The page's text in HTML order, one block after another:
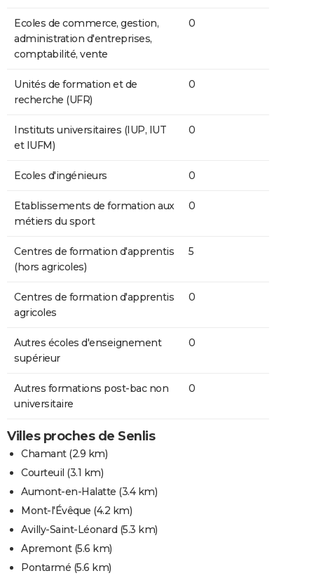
Ecoles de commerce, gestion,
administration d'entreprises,
comptabilité, vente
0
Unités de formation et de
recherche (UFR)
0
Instituts universitaires (IUP, IUT
et IUFM)
0
Ecoles d'ingénieurs 0
Etablissements de formation aux
métiers du sport
0
Centres de formation d'apprentis
(hors agricoles)
5
Centres de formation d'apprentis
agricoles
0
Autres écoles d'enseignement
supérieur
0
Autres formations post-bac non
universitaire
0
Villes proches de Senlis
Chamant(2.9 km)
Courteuil (3.1 km)
Aumont-en-Halatte (3.4 km)
Mont-l'Évêque (4.2 km)
Avilly-Saint-Léonard (5.3 km)
Apremont(5.6 km)
Pontarmé (5.6 km)